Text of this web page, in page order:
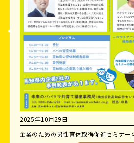
2025年10月29日
企業のための男性育休取得促進セミナー